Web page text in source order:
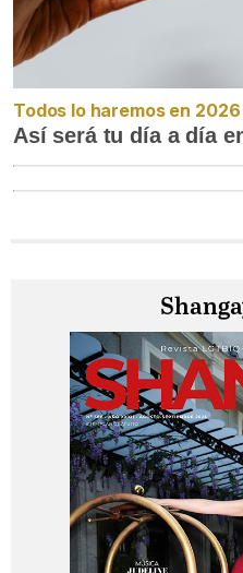
Todos lo haremos en 2026
Así será tu día a día